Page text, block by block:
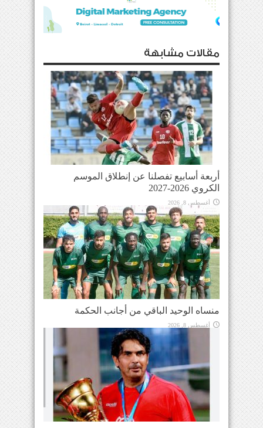
مقالات مشابهة
أربعة أسابيع تفصلنا عن إنطلاق الموسم
الكروي 2026-2027
أغسطس 8, 2026
منساه الوحيد الباقي من أجانب الحكمة
أغسطس 8, 2026